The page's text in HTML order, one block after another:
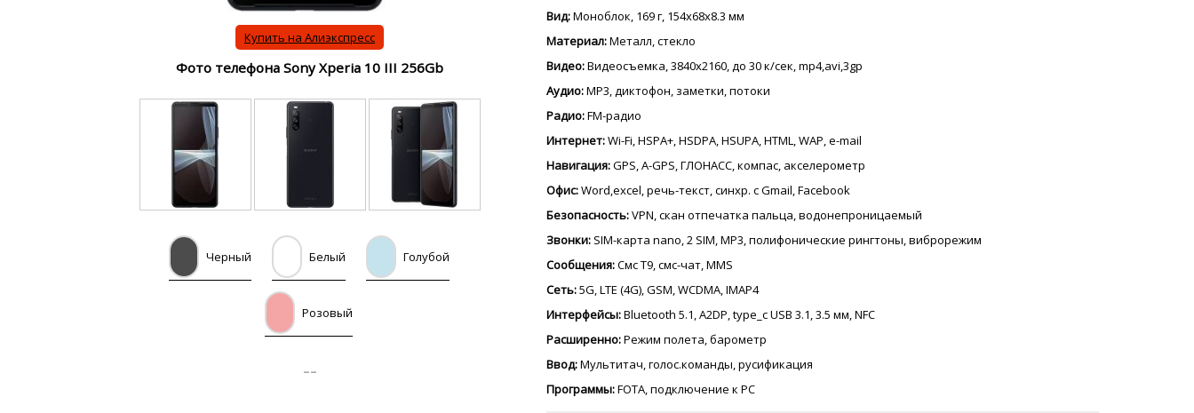
Купить на Алиэкспресс
Фото телефона Sony Xperia 10 III 256Gb
Черный Белый Голубой
Розовый
--
Вид:Моноблок, 169 г, 154x68x8.3 мм
Материал:Металл, стекло
Видео:Видеосъемка, 3840x2160, до 30 к/сек, mp4,avi,3gp
Аудио:MP3, диктофон, заметки, потоки
Радио:FM-радио
Интернет:Wi-Fi, HSPA+, HSDPA, HSUPA, HTML, WAP, e-mail
Навигация:GPS, A-GPS, ГЛОНАСС, компас, акселерометр
Офис:Word,excel, речь-текст, синхр. с Gmail, Facebook
Безопасность:VPN, скан отпечатка пальца, водонепроницаемый
Звонки: SIM-карта nano, 2 SIM, MP3, полифонические рингтоны, виброрежим
Сообщения:Смс Т9, смс-чат, MMS
Сеть:5G, LTE (4G), GSM, WCDMA, IMAP4
Интерфейсы:Bluetooth 5.1, A2DP, type_c USB 3.1, 3.5 мм, NFC
Расширенно:Режим полета, барометр
Ввод:Мультитач, голос.команды, русификация
Программы:FOTA, подключение к PC